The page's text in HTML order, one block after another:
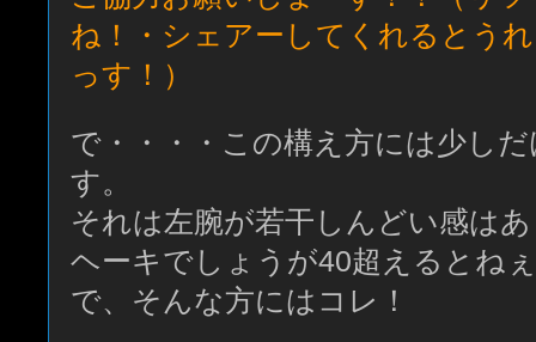
ね！・シェアーしてくれるとう
っす！）
で・・・・この構え方には少し
す。
それは左腕が若干しんどい感は
ヘーキでしょうが40超えるとね
で、そんな方にはコレ！